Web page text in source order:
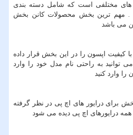
مختلفی است که شامل دسته بندی
. مهم ترین بخش محصولات کانن بخش
می باشد
کیفیت اپسون را در این بخش قرار داده
توانید به راحتی نام مدل خود را وارد
را وارد کنید
برای درایور های اچ پی در نظر گرفته
درایورهای اچ پی دیده می شود